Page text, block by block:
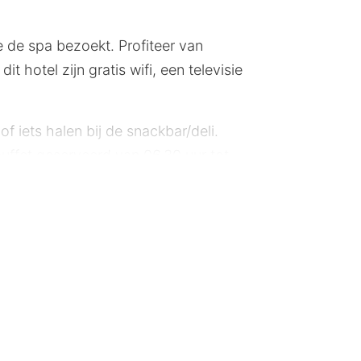
de spa bezoekt. Profiteer van
hotel zijn gratis wifi, een televisie
iets halen bij de snackbar/deli.
personeel. Dit hotel beschikt
terwijl de tv met